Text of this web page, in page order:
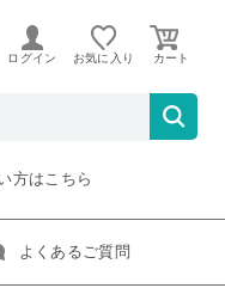
ログイン お気に入り
たはただいま取り扱い
方はこちら
よくあるご質問